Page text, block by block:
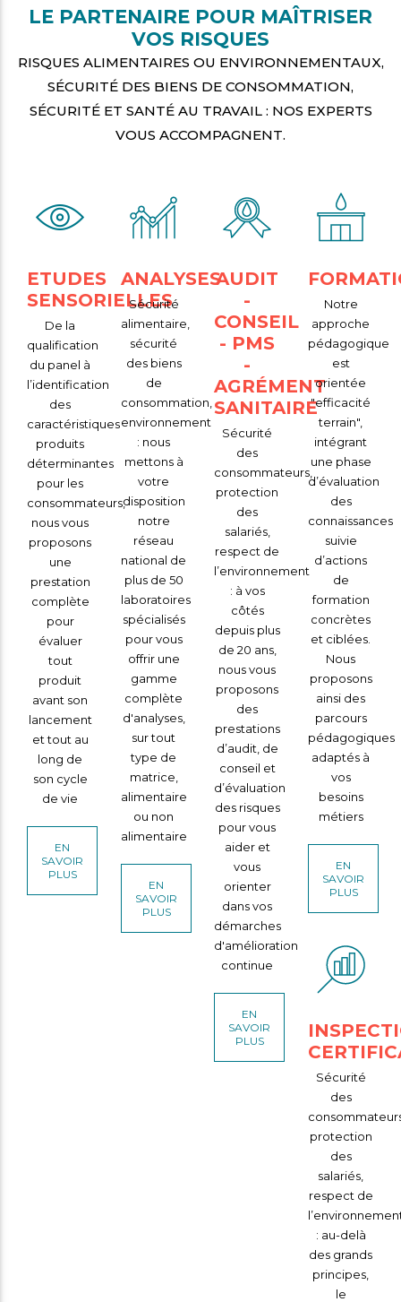
LE PARTENAIRE POUR MAÎTRISER
VOS RISQUES
RISQUES ALIMENTAIRES OU ENVIRONNEMENTAUX,
SÉCURITÉ DES BIENS DE CONSOMMATION,
SÉCURITÉ ET SANTÉ AU TRAVAIL : NOS EXPERTS
VOUS ACCOMPAGNENT.
ETUDES
SENSORIELLES
De la
qualification
du panel à
l’identification
des
caractéristiques
produits
déterminantes
pour les
consommateurs,
nous vous
proposons
une
prestation
complète
pour
évaluer
tout
produit
avant son
lancement
et tout au
long de
son cycle
de vie
EN
SAVOIR
PLUS
ANALYSES
Sécurité
alimentaire,
sécurité
des biens
de
consommation,
environnement
: nous
mettons à
votre
disposition
notre
réseau
national de
plus de 50
laboratoires
spécialisés
pour vous
offrir une
gamme
complète
d'analyses,
sur tout
type de
matrice,
alimentaire
ou non
alimentaire
EN
SAVOIR
PLUS
AUDIT
-
CONSEIL
- PMS
-
AGRÉMENT
SANITAIRE
Sécurité
des
consommateurs,
protection
des
salariés,
respect de
l’environnement
: à vos
côtés
depuis plus
de 20 ans,
nous vous
proposons
des
prestations
d’audit, de
conseil et
d’évaluation
des risques
pour vous
aider et
vous
orienter
dans vos
démarches
d'amélioration
continue
EN
SAVOIR
PLUS
Notre
approche
pédagogique
est
orientée
"efficacité
terrain",
intégrant
une phase
d’évaluation
des
connaissances
suivie
d’actions
de
formation
concrètes
et ciblées.
Nous
proposons
ainsi des
parcours
pédagogiques
adaptés à
vos
besoins
métiers
EN
SAVOIR
PLUS
Sécurité
des
protection
des
salariés,
respect de
: au-delà
des grands
principes,
le